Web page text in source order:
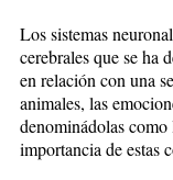
Los sistemas
cerebrales que se ha
en relación con una
animales, las
denominádolas
importancia de estas